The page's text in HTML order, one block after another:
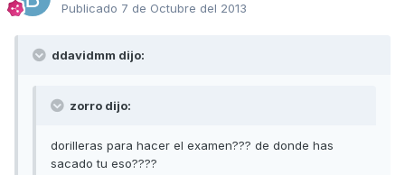
Publicado 7 de Octubre del 2013
ddavidmm dijo:
zorro dijo:
dorilleras para hacer el examen??? de donde has
sacado tu eso????